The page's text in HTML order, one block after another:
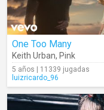
One Too Many
Keith Urban, Pink
5 años | 11339 jugadas
luizricardo_96